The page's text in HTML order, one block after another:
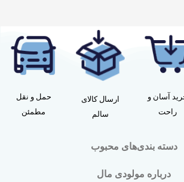
آسان و
راحت
ارسال کالای
سالم
حمل و نقل
مطمئن
دسته بندی‌های محبوب
درباره مولودی مال